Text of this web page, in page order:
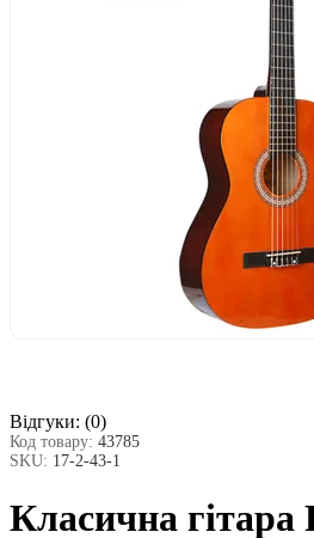
Відгуки: (0)
Код товару: 43785
SKU: 17-2-43-1
Класична гітара